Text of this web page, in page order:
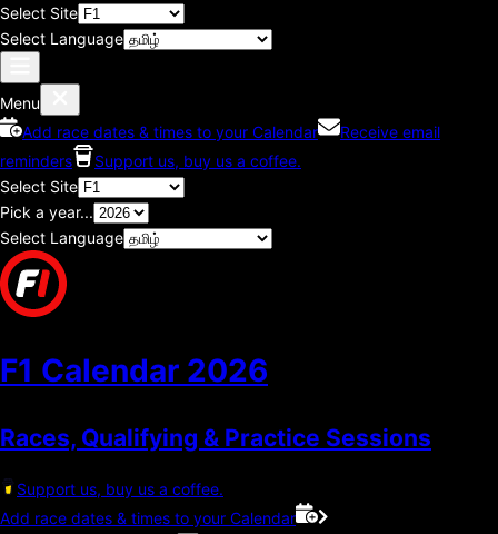
Select Site
Select Language
Menu
Add race dates & times to your Calendar
Receive email
reminders
Support us, buy us a coffee.
Select Site
Pick a year...
Select Language
F1 Calendar 2026
Races, Qualifying & Practice Sessions
Support us, buy us a coffee.
Add race dates & times to your Calendar